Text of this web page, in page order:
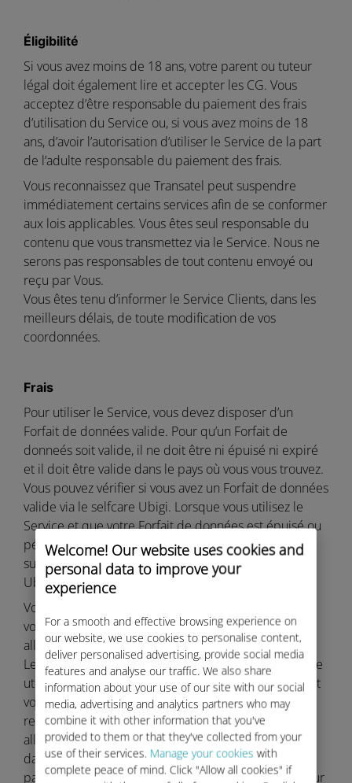
Welcome! Our website uses cookies and
personal data to improve your
experience
For a smooth and effective browsing experience on
our website, we use cookies to personalise content,
deliver personalised advertising, provide social media
features and analyse our traffic. We also share
information about your use of our site with our social
media, advertising and analytics partners who may
combine it with other information that you've
provided to them or that they've collected from your
use of their services. Manage your cookies with
complete peace of mind. Click "Allow all cookies" if
Éligibilité
Si vous avez moins de 18 ans, votre parent ou tuteur
légal doit également lire et accepter les CG. Vous
acceptez d’être responsable du paiement des frais
d’utilisation du Service ou, si vous avez moins de 18
ans, d’avoir l’autorisation d’utiliser le Service de la part
de l’adulte responsable du paiement des frais.
Vous reconnaissez que Transatel peut suspendre
immédiatement certains services afin de se conformer
aux lois applicables. Vous êtes seul responsable du
contenu que vous transmettez via le Service. Nous ne
serons pas responsables de tout contenu envoyé ou
reçu par Vous.
Vous êtes tenu d’informer le Service Clients, dans les
meilleurs délais, de toute modification de vos
coordonnées.
Frais
Pour utiliser le Service, vous devez disposer d’un
Forfait de données valide. Pour qu’un Forfait de
donneés soit valide, il ne doit être ni épuisé ni expiré
et il doit être valide dans le pays où vous vous trouvez.
Vous pouvez vérifier si vous avez un Forfait de données
valide via le selfcare Ubigi. Lorsque vous utilisez le
Service et que votre Forfait de données est épuisé ou
périmé, l’accès à Internet est automatiquement
suspendu, mais vous avez toujours accès au selfcare
Ubigi.
Votre Forfait de données sera débité en fonction de
votre utilisation du Service (consommation de votre
allocation de données).
Les allocations du Forfait de données ne peuvent être
utilisées que pour notre Service sur votre Appareil, et
vous n’aurez pas le droit de recevoir un
remboursement en espèces pour tout crédit ou
allocation restant, sauf indication contraire expresse
dans le Contrat. Les crédits et les allocations ne sont
pas transférables, et aucun intérêt ne sera payable sur